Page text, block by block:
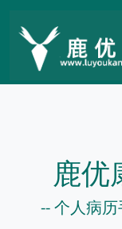
鹿优
-- 个人病